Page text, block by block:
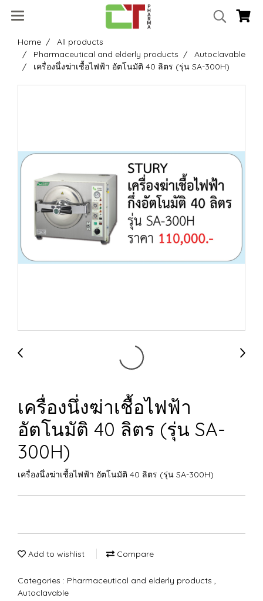
Home
All products
Pharmaceutical and elderly products
Autoclavable
เครื่องนึ่งฆ่าเชื้อไฟฟ้า อัตโนมัติ 40 ลิตร (รุ่น SA-300H)
เครื่องนึ่งฆ่าเชื้อไฟฟ้า
อัตโนมัติ 40 ลิตร (รุ่น SA-
300H)
เครื่องนึ่งฆ่าเชื้อไฟฟ้า อัตโนมัติ 40 ลิตร (รุ่น SA-300H)
Add to wishlist Compare
Categories : Pharmaceutical and elderly products ,
Autoclavable